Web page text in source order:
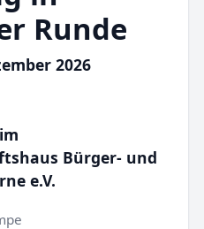
Runde
2026
Bürger- und
e.V.